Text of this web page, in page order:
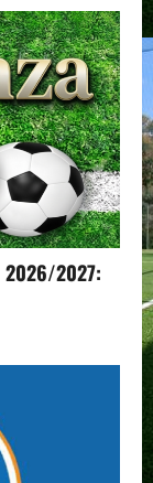
2026/2027: